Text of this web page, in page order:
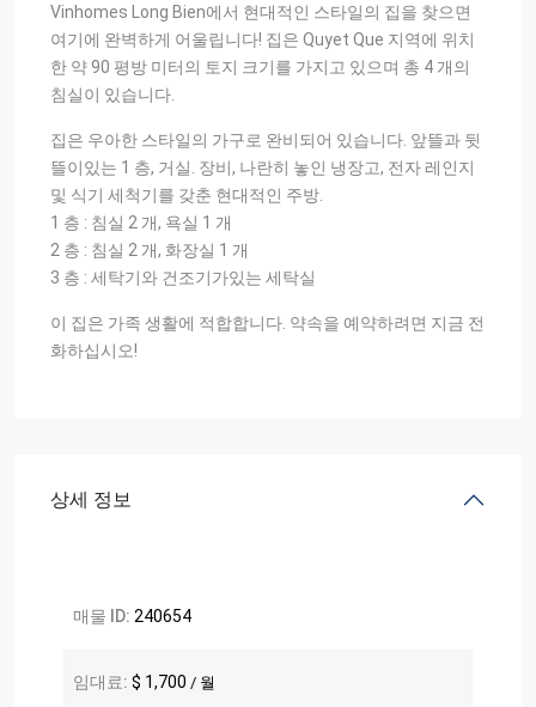
Vinhomes Long Bien에서 현대적인 스타일의 집을 찾으면
여기에 완벽하게 어울립니다! 집은 Quyet Que 지역에 위치
한 약 90 평방 미터의 토지 크기를 가지고 있으며 총 4 개의
침실이 있습니다.
집은 우아한 스타일의 가구로 완비되어 있습니다. 앞뜰과 뒷
뜰이있는 1 층, 거실. 장비, 나란히 놓인 냉장고, 전자 레인지
및 식기 세척기를 갖춘 현대적인 주방.
1 층 : 침실 2 개, 욕실 1 개
2 층 : 침실 2 개, 화장실 1 개
3 층 : 세탁기와 건조기가있는 세탁실
이 집은 가족 생활에 적합합니다. 약속을 예약하려면 지금 전
화하십시오!
상세 정보
매물 ID: 240654
임대료: $ 1,700 / 월